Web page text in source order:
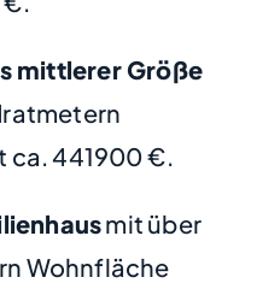
mittlerer Größe
ca. 441900 €.
mit über
Wohnfläche